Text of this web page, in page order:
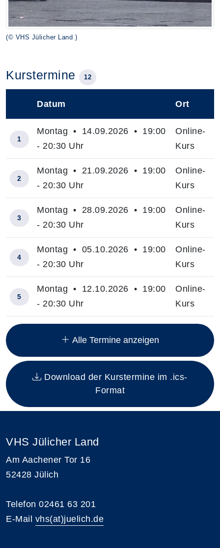
(© VHS Jülicher Land )
Kurstermine 12
Insgesamt gibt es 12 Termine zum diesen Kurs
Datum Ort
1
Montag • 14.09.2026 • 19:00
- 20:30 Uhr
Online-
Kurs
2
Montag • 21.09.2026 • 19:00
- 20:30 Uhr
Online-
Kurs
3
Montag • 28.09.2026 • 19:00
- 20:30 Uhr
Online-
Kurs
4
Montag • 05.10.2026 • 19:00
- 20:30 Uhr
Online-
Kurs
5
Montag • 12.10.2026 • 19:00
- 20:30 Uhr
Online-
Kurs
Alle Termine anzeigen
Download der Kurstermine im .ics-
Format
VHS Jülicher Land
Am Aachener Tor 16
52428 Jülich
Telefon 02461 63 201
E-Mail vhs(at)juelich.de